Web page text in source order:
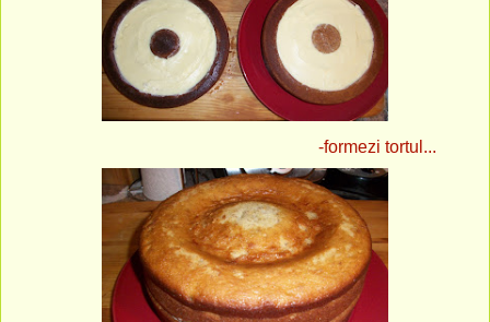
-formezi tortul...